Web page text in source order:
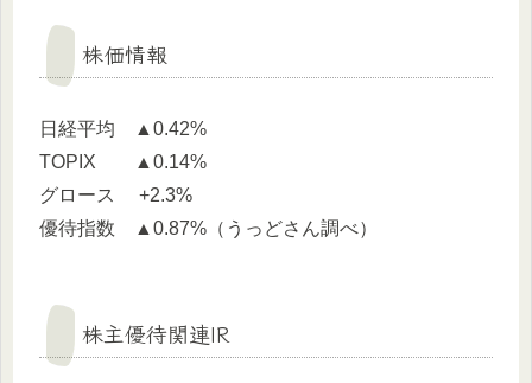
株価情報
日経平均 ▲0.42%
TOPIX ▲0.14%
グロース +2.3%
優待指数 ▲0.87%（うっどさん調べ）
株主優待関連IR